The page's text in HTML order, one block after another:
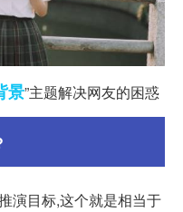
景”主题解决网友的困惑
演目标,这个就是相当于